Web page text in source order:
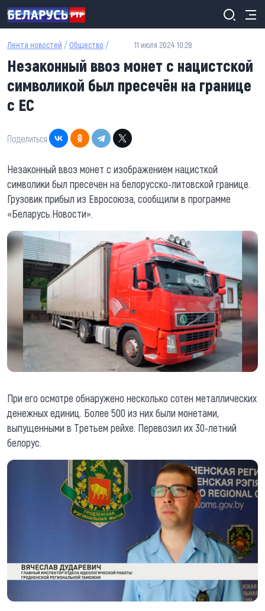
Перейти к основному содержанию
Лента новостей / Общество / 11 июля 2024 10:28
Незаконный ввоз монет с нацистской
символикой был пресечён на границе
с ЕС
Поделиться:
Незаконный ввоз монет с изображением нацисткой
символики был пресечен на белорусско-литовской границе.
Грузовик прибыл из Евросоюза, сообщили в программе
«Беларусь.Новости».
При его осмотре обнаружено несколько сотен металлических
денежных единиц. Более 500 из них были монетами,
выпущенными в Третьем рейхе. Перевозил их 30-летний
белорус.